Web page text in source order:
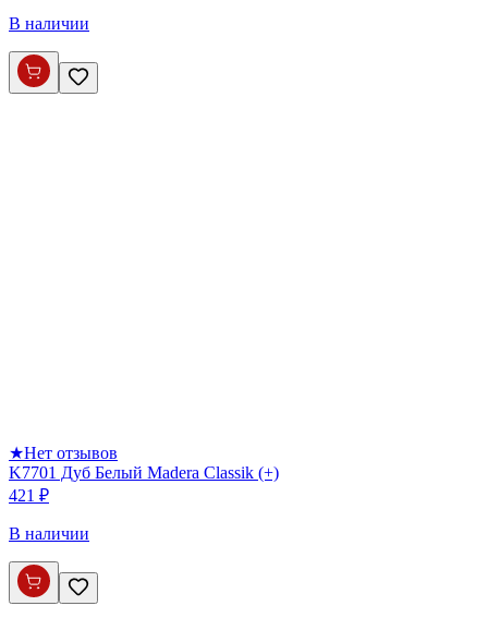
В наличии
★Нет отзывов
K7701 Дуб Белый Madera Classik (+)
421 ₽
В наличии